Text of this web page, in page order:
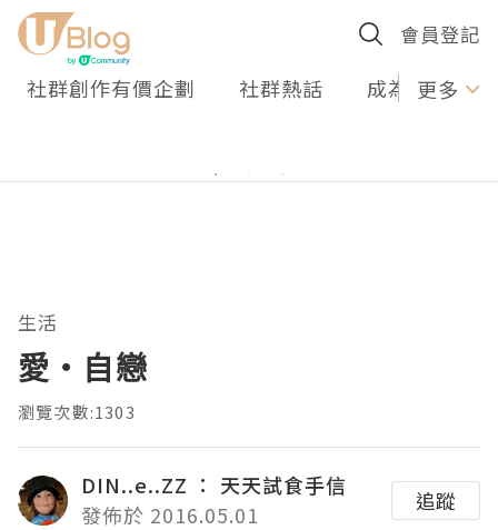
會員登記
社群創作有價企劃 社群熱話 成為U更多
生活
愛‧自戀
瀏覽次數:1303
DIN..e..ZZ ： 天天試食手信
發佈於 2016.05.01
追蹤